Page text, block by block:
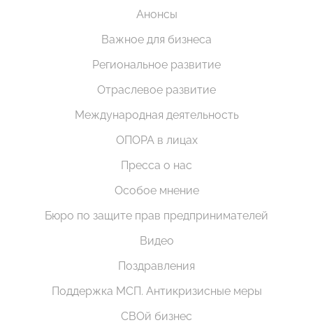
Анонсы
Важное для бизнеса
Региональное развитие
Отраслевое развитие
Международная деятельность
ОПОРА в лицах
Пресса о нас
Особое мнение
Бюро по защите прав предпринимателей
Видео
Поздравления
Поддержка МСП. Антикризисные меры
СВОй бизнес